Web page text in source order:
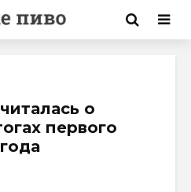
о
первого